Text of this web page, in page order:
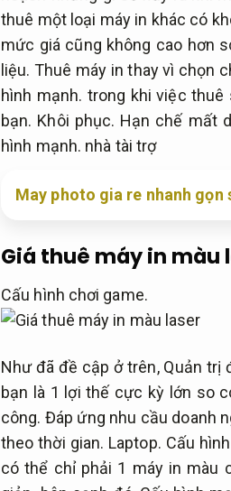
thuê một loại máy in khác có
mức giá cũng không cao hơn
liệu. Thuê máy in thay vì chọn
hình mạnh. trong khi việc thuê
bạn. Khôi phục. Hạn chế mất
hình mạnh. nhà tài trợ
May photo gia re nhanh gọn
Giá thuê máy in màu
Cấu hình chơi game.
Như đã đề cập ở trên, Quản trị
bạn là 1 lợi thế cực kỳ lớn so
công. Đáp ứng nhu cầu doanh
theo thời gian. Laptop. Cấu
có thể chỉ phải 1 máy in màu